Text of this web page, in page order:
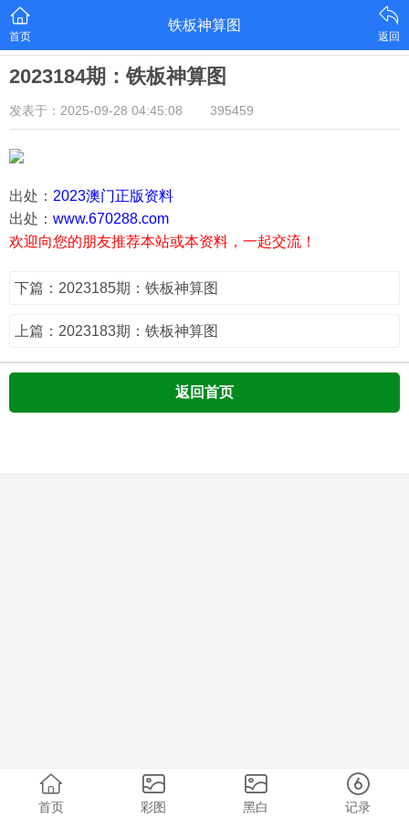
首页
铁板神算图
返回
2023184期：铁板神算图
发表于：2025-09-28 04:45:08 395459
出处： 2023澳门正版资料
出处： www.670288.com
欢迎向您的朋友推荐本站或本资料，一起交流！
下篇：2023185期：铁板神算图
上篇：2023183期：铁板神算图
返回首页
首页 彩图 黑白 记录